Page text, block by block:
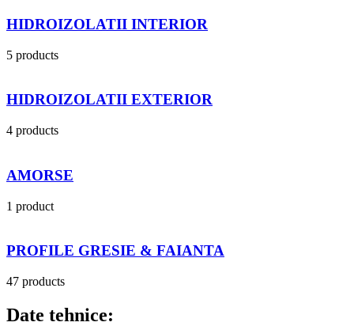
HIDROIZOLATII INTERIOR
5 products
HIDROIZOLATII EXTERIOR
4 products
AMORSE
1 product
PROFILE GRESIE & FAIANTA
47 products
Date tehnice: